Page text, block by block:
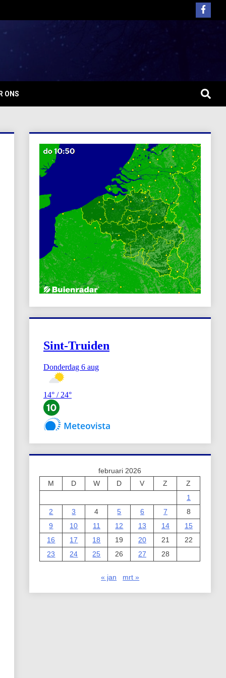
ONS
februari 2026
M
D W D V Z
Z
1
2
3 4 5 6 7
8
9
10 11 12 13 14
15
16
17 18 19 20 21
22
23
24 25 26 27 28
« jan mrt »